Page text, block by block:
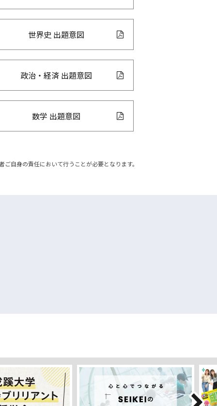
世界史 出題意図
政治・経済 出題意図
数学 出題意図
自身の責任において行うことが必要となります。